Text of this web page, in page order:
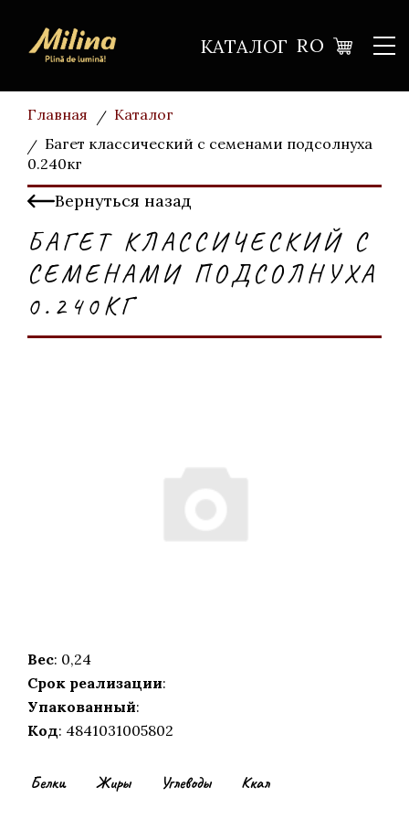
КАТАЛОГ RO
Главная
Каталог
Багет классический с семенами подсолнуха
0.240кг
Вернуться назад
БАГЕТ КЛАССИЧЕСКИЙ С
СЕМЕНАМИ ПОДСОЛНУХА
0.240КГ
Вес: 0,24
Срок реализации:
Упакованный:
Код: 4841031005802
Белки Жиры Углеводы Ккал